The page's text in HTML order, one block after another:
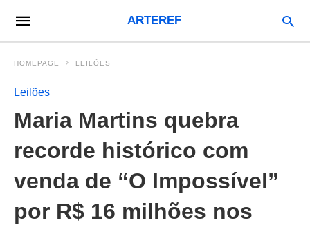
ARTEREF
HOMEPAGE LEILÕES
Leilões
Maria Martins quebra
recorde histórico com
venda de “O Impossível”
por R$ 16 milhões nos